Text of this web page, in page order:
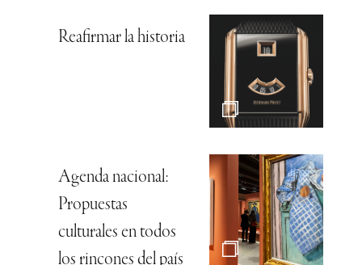
Reafirmar la historia
Agenda nacional:
Propuestas
culturales en todos
los rincones del país